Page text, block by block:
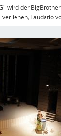
wird der
Laudatio